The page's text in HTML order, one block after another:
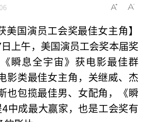
美国演员工会奖最佳女主角】
上午，美国演员工会奖本届奖
瞬息全宇宙》获电影最佳群
影类最佳女主角，关继威、杰
包揽最佳男、女配角，《瞬
中成最大赢家，也是工会奖有